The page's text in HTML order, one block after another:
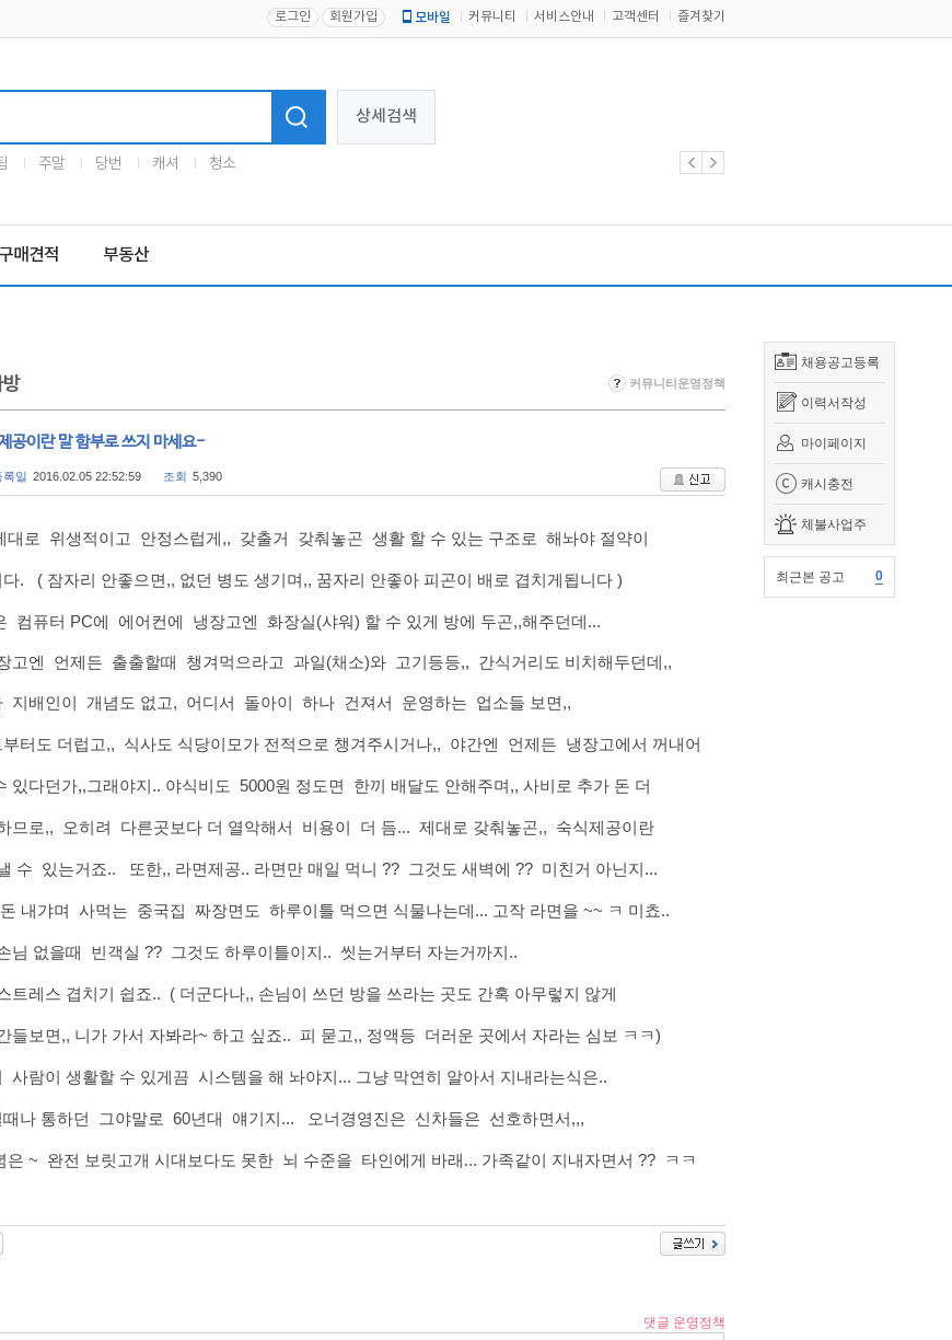
로그인 회원가입 모바일 커뮤니티 서비스안내 고객센터 즐겨찾기
상세검색
주말 당번 캐셔 청소
구매견적 부동산
채용공고등록
이력서작성
마이페이지
캐시충전
체불사업주
최근본 공고 0
방 커뮤니티운영정책
공이란 말 함부로 쓰지 마세요-
록일 2016.02.05 22:52:59 조회 5,390
대로 위생적이고 안정스럽게,, 갖출거 갖춰놓곤 생활 할 수 있는 구조로 해놔야 절약이
다. ( 잠자리 안좋으면,, 없던 병도 생기며,, 꿈자리 안좋아 피곤이 배로 겹치게됩니다 )
컴퓨터 PC에 에어컨에 냉장고엔 화장실(샤워) 할 수 있게 방에 두곤,,해주던데...
고엔 언제든 출출할때 챙겨먹으라고 과일(채소)와 고기등등,, 간식거리도 비치해두던데,,
지배인이 개념도 없고, 어디서 돌아이 하나 건져서 운영하는 업소들 보면,,
부터도 더럽고,, 식사도 식당이모가 전적으로 챙겨주시거나,, 야간엔 언제든 냉장고에서 꺼내어
있다던가,,그래야지.. 야식비도 5000원 정도면 한끼 배달도 안해주며,, 사비로 추가 돈 더
므로,, 오히려 다른곳보다 더 열악해서 비용이 더 듬... 제대로 갖춰놓곤,, 숙식제공이란
수 있는거죠.. 또한,, 라면제공.. 라면만 매일 먹니 ?? 그것도 새벽에 ?? 미친거 아닌지...
내갸며 사먹는 중국집 짜장면도 하루이틀 먹으면 식물나는데... 고작 라면을 ~~ ㅋ 미쵸..
님 없을때 빈객실 ?? 그것도 하루이틀이지.. 씻는거부터 자는거까지..
트레스 겹치기 쉽죠.. ( 더군다나,, 손님이 쓰던 방을 쓰라는 곳도 간혹 아무렇지 않게
들보면,, 니가 가서 자봐라~ 하고 싶죠.. 피 묻고,, 정액등 더러운 곳에서 자라는 심보 ㅋㅋ)
사람이 생활할 수 있게끔 시스템을 해 놔야지... 그냥 막연히 알아서 지내라는식은..
때나 통하던 그야말로 60년대 얘기지... 오너경영진은 신차들은 선호하면서,,,
은 ~ 완전 보릿고개 시대보다도 못한 뇌 수준을 타인에게 바래... 가족같이 지내자면서 ?? ㅋㅋ